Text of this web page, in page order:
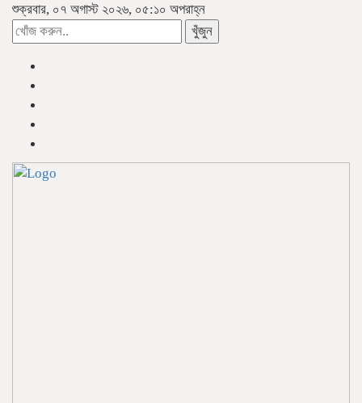
শুক্রবার, ০৭ অগাস্ট ২০২৬, ০৫:১০ অপরাহ্ন
খুঁজুন